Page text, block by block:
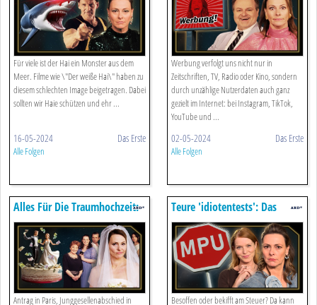
Für viele ist der Hai ein Monster aus dem
Meer. Filme wie \"Der weiße Hai\" haben zu
diesem schlechten Image beigetragen. Dabei
sollten wir Haie schützen und ehr ...
16-05-2024 Das Erste
Alle Folgen
Werbung verfolgt uns nicht nur in
Zeitschriften, TV, Radio oder Kino, sondern
durch unzählige Nutzerdaten auch ganz
gezielt im Internet: bei Instagram, TikTok,
YouTube und ...
02-05-2024 Das Erste
Alle Folgen
Alles Für Die Traumhochzeit:
Wozu Wir Wirklich 'ja' Sagen
Antrag in Paris, Junggesellenabschied in
Teure 'idiotentests': Das
Geschäft Mit Der Mpu
Besoffen oder bekifft am Steuer? Da kann